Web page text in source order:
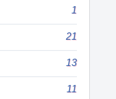
1
21
13
11